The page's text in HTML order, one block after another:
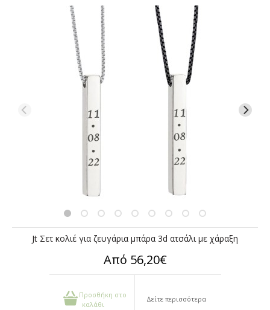
Jt Σετ κολιέ για ζευγάρια μπάρα 3d ατσάλι με χάραξη
Από 56,20€
Προσθήκη στο
καλάθι
Δείτε περισσότερα